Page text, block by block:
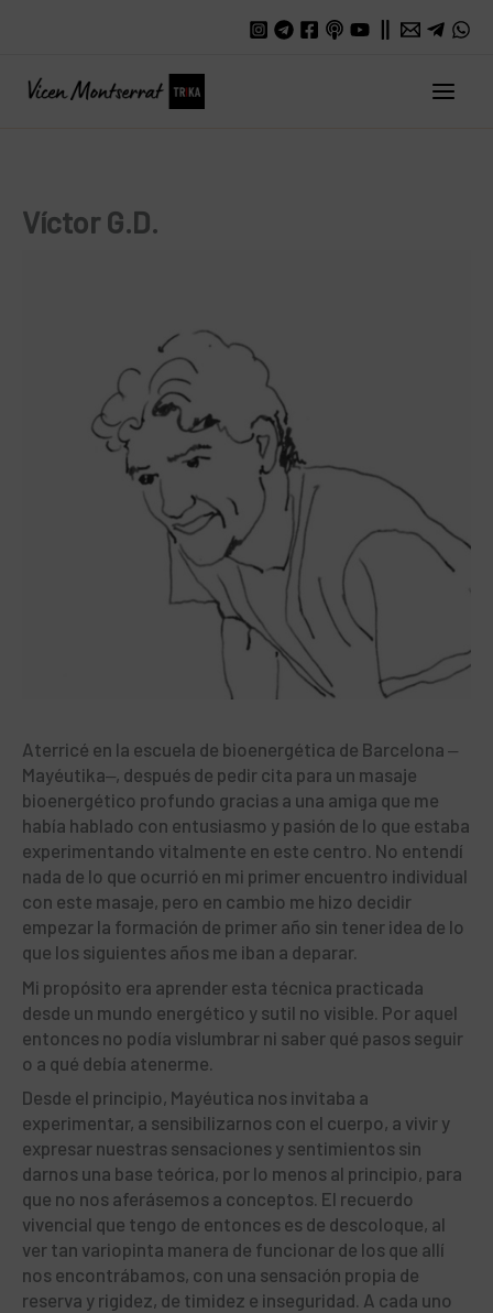
Víctor G.D.
Aterricé en la escuela de bioenergética de Barcelona ‒
Mayéutika‒, después de pedir cita para un masaje
bioenergético profundo gracias a una amiga que me
había hablado con entusiasmo y pasión de lo que estaba
experimentando vitalmente en este centro. No entendí
nada de lo que ocurrió en mi primer encuentro individual
con este masaje, pero en cambio me hizo decidir
empezar la formación de primer año sin tener idea de lo
que los siguientes años me iban a deparar.
Mi propósito era aprender esta técnica practicada
desde un mundo energético y sutil no visible. Por aquel
entonces no podía vislumbrar ni saber qué pasos seguir
o a qué debía atenerme.
Desde el principio, Mayéutica nos invitaba a
experimentar, a sensibilizarnos con el cuerpo, a vivir y
expresar nuestras sensaciones y sentimientos sin
darnos una base teórica, por lo menos al principio, para
que no nos aferásemos a conceptos. El recuerdo
vivencial que tengo de entonces es de descoloque, al
ver tan variopinta manera de funcionar de los que allí
nos encontrábamos, con una sensación propia de
reserva y rigidez, de timidez e inseguridad. A cada uno